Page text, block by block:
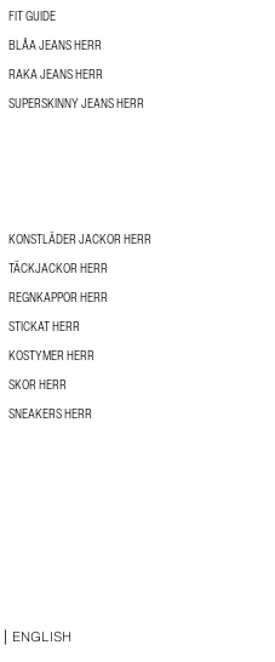
FIT GUIDE
BLÅA JEANS HERR
RAKA JEANS HERR
SUPERSKINNY JEANS HERR
KONSTLÄDER JACKOR HERR
TÄCKJACKOR HERR
REGNKAPPOR HERR
STICKAT HERR
KOSTYMER HERR
SKOR HERR
SNEAKERS HERR
ENGLISH